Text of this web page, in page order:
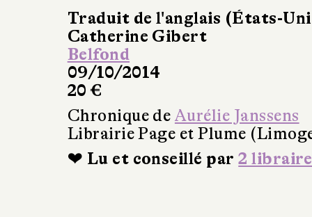
Traduit de l'anglais (États-
Catherine Gibert
Belfond
09/10/2014
20 €
Chronique de Aurélie Janssens
Librairie Page et Plume
❤ Lu et conseillé par2